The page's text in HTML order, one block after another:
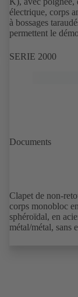
électrique, corps
à bossages
permettent le
fonte à graphite
EN.
SERIE 2000
Documents
Clapet de non-
corps monobloc
sphéroïdal, en
métal/métal, sans